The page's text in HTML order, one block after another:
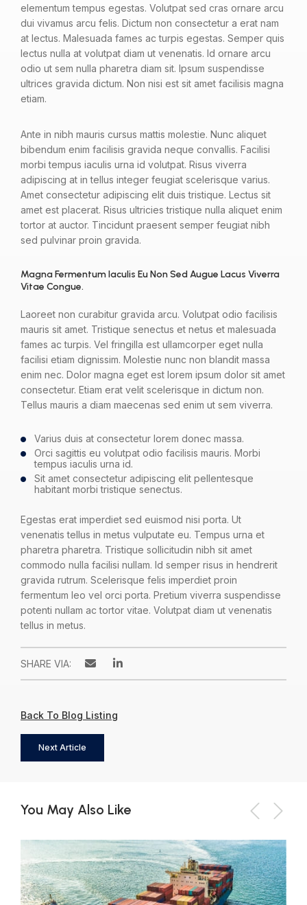
elementum tempus egestas. Volutpat sed cras ornare arcu
dui vivamus arcu felis. Dictum non consectetur a erat nam
at lectus. Malesuada fames ac turpis egestas. Semper quis
lectus nulla at volutpat diam ut venenatis. Id ornare arcu
odio ut sem nulla pharetra diam sit. Ipsum suspendisse
ultrices gravida dictum. Non nisi est sit amet facilisis magna
etiam.
Ante in nibh mauris cursus mattis molestie. Nunc aliquet
bibendum enim facilisis gravida neque convallis. Facilisi
morbi tempus iaculis urna id volutpat. Risus viverra
adipiscing at in tellus integer feugiat scelerisque varius.
Amet consectetur adipiscing elit duis tristique. Lectus sit
amet est placerat. Risus ultricies tristique nulla aliquet enim
tortor at auctor. Tincidunt praesent semper feugiat nibh
sed pulvinar proin gravida.
Magna Fermentum Iaculis Eu Non Sed Augue Lacus Viverra
Vitae Congue.
Laoreet non curabitur gravida arcu. Volutpat odio facilisis
mauris sit amet. Tristique senectus et netus et malesuada
fames ac turpis. Vel fringilla est ullamcorper eget nulla
facilisi etiam dignissim. Molestie nunc non blandit massa
enim nec. Dolor magna eget est lorem ipsum dolor sit amet
consectetur. Etiam erat velit scelerisque in dictum non.
Tellus mauris a diam maecenas sed enim ut sem viverra.
Varius duis at consectetur lorem donec massa.
Orci sagittis eu volutpat odio facilisis mauris. Morbi
tempus iaculis urna id.
Sit amet consectetur adipiscing elit pellentesque
habitant morbi tristique senectus.
Egestas erat imperdiet sed euismod nisi porta. Ut
venenatis tellus in metus vulputate eu. Tempus urna et
pharetra pharetra. Tristique sollicitudin nibh sit amet
commodo nulla facilisi nullam. Id semper risus in hendrerit
gravida rutrum. Scelerisque felis imperdiet proin
fermentum leo vel orci porta. Pretium viverra suspendisse
potenti nullam ac tortor vitae. Volutpat diam ut venenatis
tellus in metus.
SHARE VIA:
Back To Blog Listing
Next Article
You May Also Like